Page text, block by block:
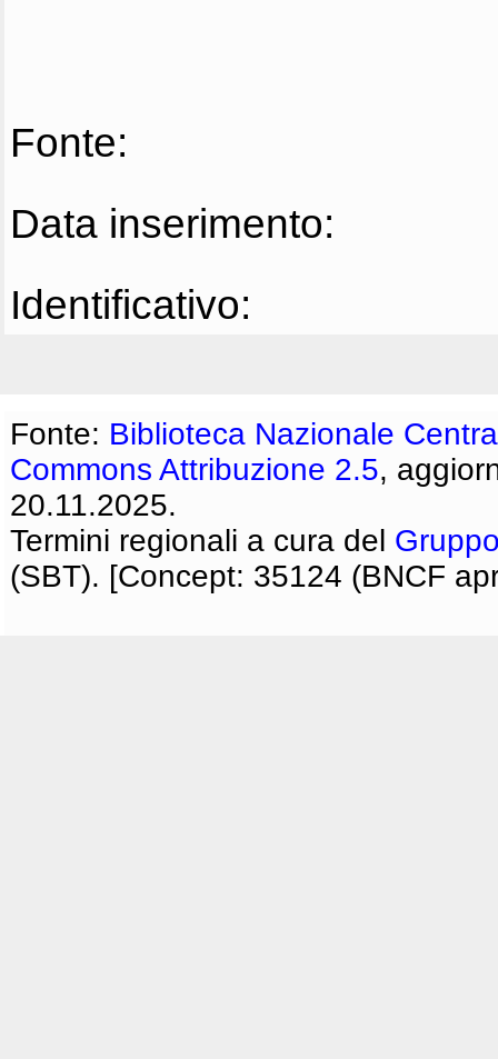
Fonte:
Data inserimento:
Identificativo:
Fonte: Biblioteca Nazionale
Commons Attribuzione 2.5,
20.11.2025.
Termini regionali a cura del
(SBT). [Concept: 35124 (BNCF